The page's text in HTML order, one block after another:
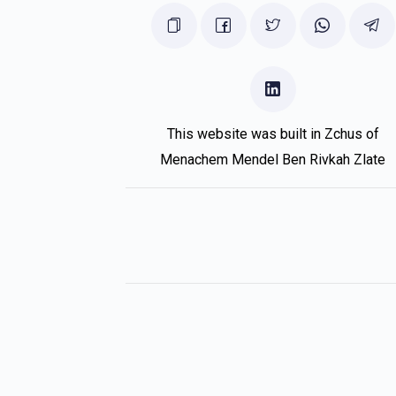
This website was built in Zchus of
Menachem Mendel Ben Rivkah Zlate